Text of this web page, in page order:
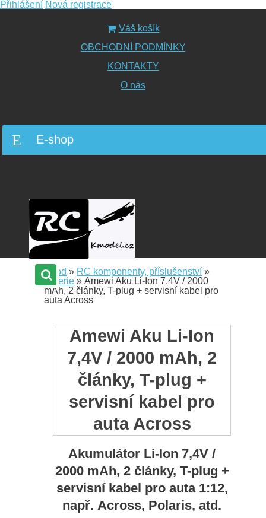
Přihlášení Nová registrace
Váš košík
OBCHODNÍ PODMÍNKY
KONTAKTY
O nás
E-shop
Úvod » RC komponenty, příslušenství »
Baterie » Amewi Aku Li-Ion 7,4V / 2000
mAh, 2 články, T-plug + servisní kabel pro
auta Across
Amewi Aku Li-Ion
7,4V / 2000 mAh, 2
články, T-plug +
servisní kabel pro
auta Across
Akumulátor Li-Ion 7,4V /
2000 mAh, 2 články, T-plug +
servisní kabel pro auta 1:12,
např. Across, Polaris, atd.